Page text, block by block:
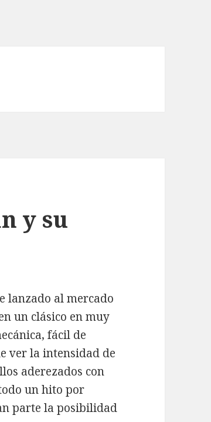
y su
lanzado al mercado
un clásico en muy
fácil de
ver la intensidad de
aderezados con
un hito por
parte la posibilidad